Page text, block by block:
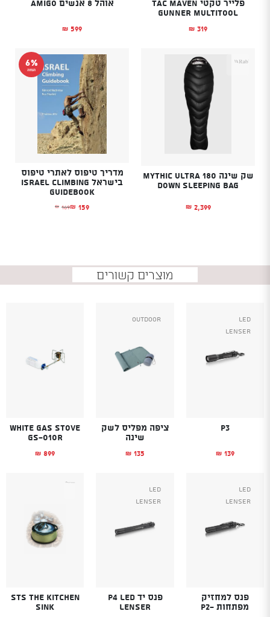
פלייר טקטי TAC MAVEN
GUNNER MULTITOOL
₪ 319
אוהל 8 אנשים AMIGO
₪ 599
שק שינה Mythic Ultra 180
Down Sleeping Bag
₪ 2,399
6%
הנחה
מדריך טיפוס לאתרי טיפוס
בישראל Israel Climbing
Guidebook
₪ 169
המחיר המקורי היה: ₪169.₪ 159 המחיר הנוכחי הוא: ₪159.
מוצרים קשורים
Led
Lenser
P3
₪ 139
Outdoor
ציפה מפליס לשק
שינה
₪ 135
White Gas Stove
GS-010R
₪ 899
Led
Lenser
פנס למחזיק
מפתחות -P2
Led
Lenser
פנס יד P4 LED
LENSER
STS The Kitchen
Sink